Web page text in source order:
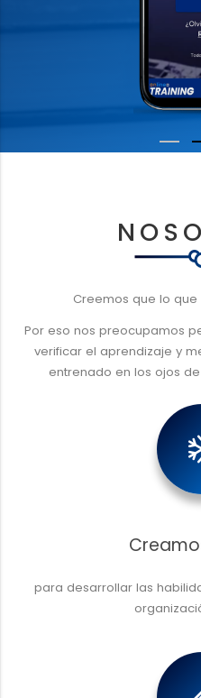
Creemos que lo que
Por eso nos preocupamos
verificar el aprendizaje y
entrenado en los ojos
para desarrollar las